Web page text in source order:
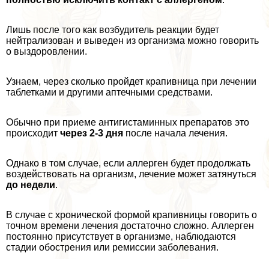
Лишь после того как возбудитель реакции будет
нейтрализован и выведен из организма можно говорить
о выздоровлении.
Узнаем, через сколько пройдет крапивница при лечении
таблетками и другими аптечными средствами.
Обычно при приеме антигистаминных препаратов это
происходит через 2-3 дня после начала лечения.
Однако в том случае, если аллерген будет продолжать
воздействовать на организм, лечение может затянуться
до недели.
В случае с хронической формой крапивницы говорить о
точном времени лечения достаточно сложно. Аллерген
постоянно присутствует в организме, наблюдаются
стадии обострения или ремиссии заболевания.